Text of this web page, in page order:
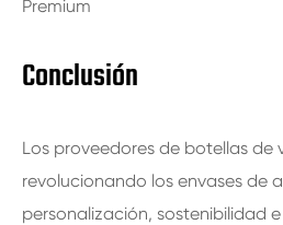
Premium
Conclusión
Los proveedores de botellas de
revolucionando los envases de
personalización, sostenibilidad